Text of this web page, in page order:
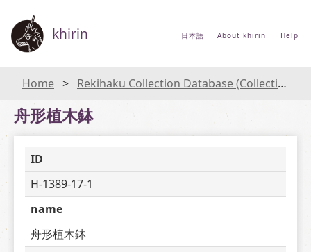
khirin 日本語 About khirin Help
Home Rekihaku Collection Database (Collections Database of the National Museum of Japanese History)
舟形植木鉢
ID
H-1389-17-1
name
舟形植木鉢